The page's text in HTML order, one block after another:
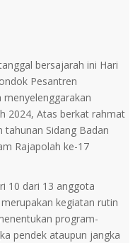
bersajarah ini Hari
Pesantren
2024, Atas berkat rahmat
tahunan Sidang Badan
Rajapolah ke-17
10 dari 13 anggota
kegiatan rutin
program-
pendek ataupun jangka